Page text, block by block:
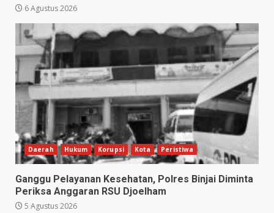
6 Agustus 2026
Daerah Hukum Korupsi Kota Peristiwa
Ganggu Pelayanan Kesehatan, Polres Binjai Diminta
Periksa Anggaran RSU Djoelham
5 Agustus 2026